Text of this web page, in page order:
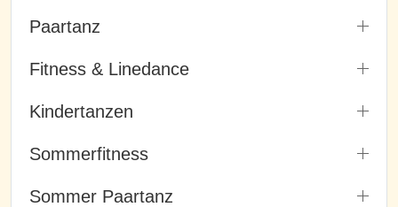
Paartanz
Fitness & Linedance
Kindertanzen
Sommerfitness
Sommer Paartanz